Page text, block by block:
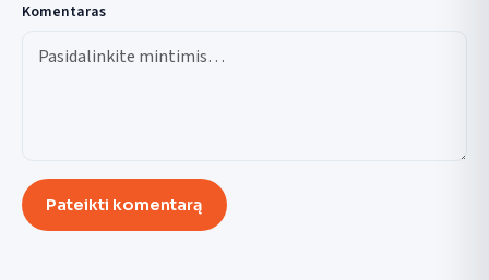
Komentaras
Pateikti komentarą